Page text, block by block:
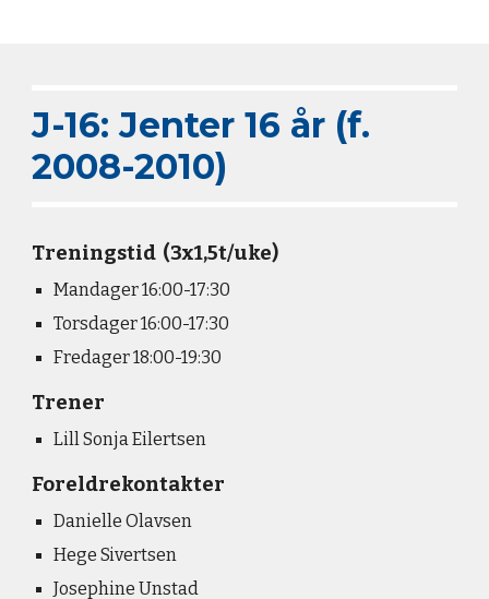
J-16: Jenter 16 år (f.
2008-2010)
Treningstid (3x1,5t/uke)
Mandager 16:00-17:30
Torsdager16:00-17:30
Fredager 18:00-19:30
Trener
Lill Sonja Eilertsen
Foreldrekontakter
Danielle Olavsen
Hege Sivertsen
Josephine Unstad